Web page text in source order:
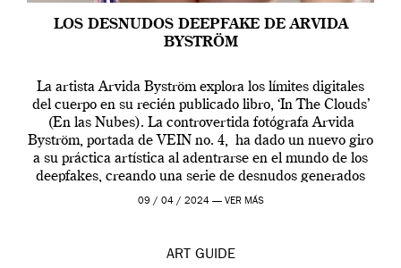
LOS DESNUDOS DEEPFAKE DE ARVIDA
BYSTRÖM
La artista Arvida Byström explora los límites digitales
del cuerpo en su recién publicado libro, ‘In The Clouds’
(En las Nubes). La controvertida fotógrafa Arvida
Byström, portada de VEIN no. 4, ha dado un nuevo giro
a su práctica artística al adentrarse en el mundo de los
deepfakes, creando una serie de desnudos generados
por […]
09 / 04 / 2024 — VER MÁS
ART GUIDE